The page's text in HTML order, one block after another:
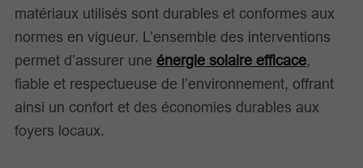
matériaux utilisés sont durables et conformes aux
normes en vigueur. L’ensemble des interventions
permet d’assurer uneénergie solaire efficace,
fiable et respectueuse de l’environnement, offrant
ainsi un confort et des économies durables aux
foyers locaux.